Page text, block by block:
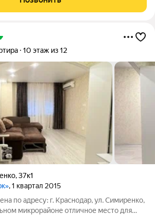
дома, с закрытой
10 этаж из 12
,37к1
, 1 квартал 2015
по адресу: г. Краснодар, ул. Симиренко,
отличное место для